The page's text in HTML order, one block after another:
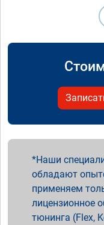
Наши
обладают
применяем
лицензионное
тюнинга (Flex,